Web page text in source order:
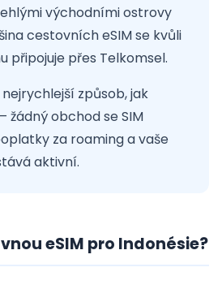
východními ostrovy
cestovních eSIM se kvůli
připojuje přes Telkomsel.
způsob, jak
žádný obchod se SIM
za roaming a vaše
aktivní.
eSIM pro Indonésie?